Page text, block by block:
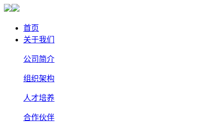
首页
关于我们
公司简介
组织架构
人才培养
合作伙伴